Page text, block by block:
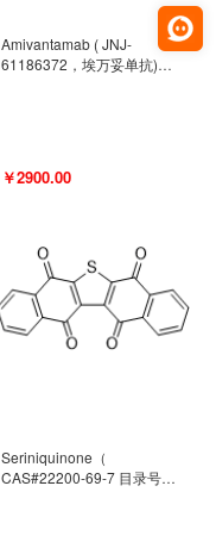
Amivantamab ( JNJ-
61186372，埃万妥单抗)
￥2900.00
Seriniquinone（
CAS#22200-69-7 目录号